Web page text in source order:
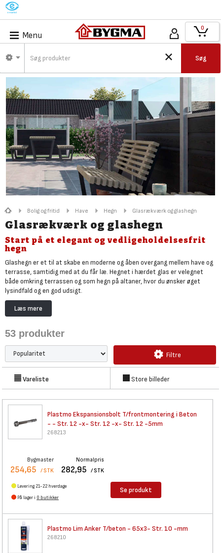
M
Menu
Søg
0
Bolig og fritid Have Hegn Glasrækværk og glashegn
Glasrækværk og glashegn
Start på et elegant og vedligeholdelsesfrit
hegn
Glashegn er et til at skabe en moderne og åben overgang mellem have og
terrasse, samtidig med at du får læ. Hegnet i hærdet glas er velegnet
både omkring terrassen og som hegn på altaner, hvor du ønsker øget
lysindfald og en god udsigt.
Hos Bygma kan du købe glashegn, rækværk og gelændere fra Hortus, Plus
og Plastmo i forskellige stilarter og størrelser. Hegnsfagene fås typisk i
glas," er velegnet til at bevare privatlivet, selvom man bruger glashegn.
Hortus og Plastmo glashegn tilbyder elegante og vedligeholdelsesfrie
hegnsløsninger, præcis som
komposithegn fra Wimex og Plus. Hos Bygma
sørger vi for levering lige til døren, så du nemt kan komme i gang med dit
nye og elegante glashegn.
Læs mere
53 produkter
Filtre
Vareliste Store billeder
Plastmo Ekspansionsbolt T/frontmontering i Beton
- - Str. 12 -x- Str. 12 -x- Str. 12 -5mm
268213
Bygmaster
254,65 / STK
Normalpris
282,95 / STK
Levering 21-22 hverdage
På lager i 0 butikker
Se produkt
Plastmo Lim Anker T/beton - 65x3- Str. 10 -mm
268210